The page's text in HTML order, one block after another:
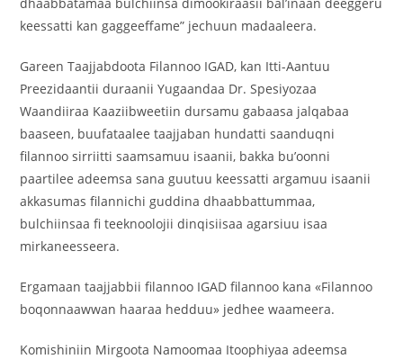
keessatti kan gaggeeffame” jechuun madaaleera.
Gareen Taajjabdoota Filannoo IGAD, kan Itti-Aantuu
Preezidaantii duraanii Yugaandaa Dr. Spesiyozaa
Waandiiraa Kaaziibweetiin dursamu gabaasa jalqabaa
baaseen, buufataalee taajjaban hundatti saanduqni
filannoo sirriitti saamsamuu isaanii, bakka bu’oonni
paartilee adeemsa sana guutuu keessatti argamuu isaanii
akkasumas filannichi guddina dhaabbattummaa,
bulchiinsaa fi teeknoolojii dinqisiisaa agarsiuu isaa
mirkaneesseera.
Ergamaan taajjabbii filannoo IGAD filannoo kana «Filannoo
boqonnaawwan haaraa hedduu» jedhee waameera.
Komishiniin Mirgoota Namoomaa Itoophiyaa adeemsa